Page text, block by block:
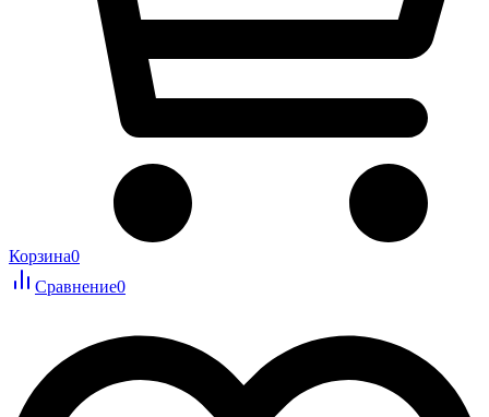
Корзина0
Сравнение0